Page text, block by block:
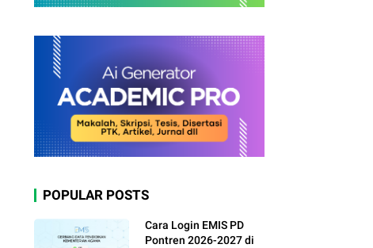
POPULAR POSTS
Cara Login EMIS PD
Pontren 2026-2027 di